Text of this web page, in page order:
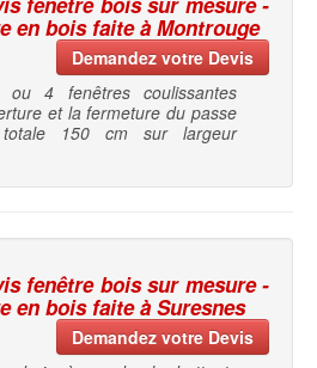
en bois faite à Montrouge
Demandez votre Devis
4 fenêtres coulissantes
et la fermeture du passe
150 cm sur largeur
fenêtre bois sur mesure -
en bois faite à Suresnes
Demandez votre Devis